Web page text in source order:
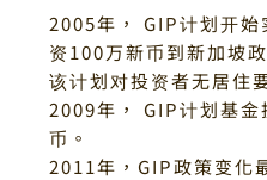
2005年， GIP计划开始
资100万新币到新加坡
该计划对投资者无居住
2009年， GIP计划基
币。
2011年，GIP政策变化